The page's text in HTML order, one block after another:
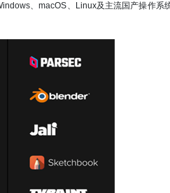
、macOS、Linux及主流国产操作系